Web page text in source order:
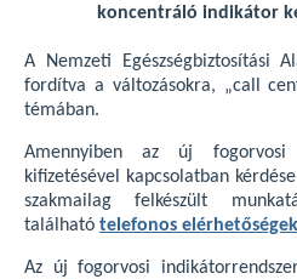
koncentráló indikátor
A Nemzeti Egészségbiztosítási
fordítva a változásokra, „call
témában.
Amennyiben az új fogorvosi
kifizetésével kapcsolatban
szakmailag felkészült
található telefonos
Az új fogorvosi